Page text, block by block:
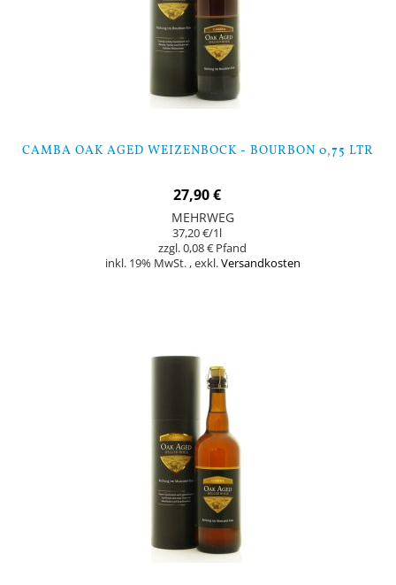
CAMBA OAK AGED WEIZENBOCK - BOURBON 0,75 LTR
27,90 €
MEHRWEG
37,20 €/1l
0,08 €
inkl. 19% MwSt. ,exkl.Versandkosten